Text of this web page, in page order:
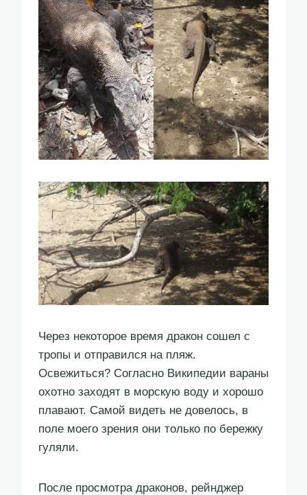
Через некоторое время дракон сошел с
тропы и отправился на пляж.
Освежиться? Согласно Википедии вараны
охотно заходят в морскую воду и хорошо
плавают. Самой видеть не довелось, в
поле моего зрения они только по бережку
гуляли.
После просмотра драконов, рейнджер